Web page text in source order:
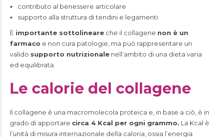
contributo al benessere articolare
supporto alla struttura di tendini e legamenti
È importante sottolineare che il collagene non è un
farmaco e non cura patologie, ma può rappresentare un
valido supporto nutrizionale nell’ambito di una dieta varia
ed equilibrata.
Le calorie del collagene
Il collagene è una macromolecola proteica e, in base a ciò, è in
grado di apportare circa 4 Kcal per ogni grammo. La Kcal è
l’unità di misura internazionale della caloria, ossia l’energia